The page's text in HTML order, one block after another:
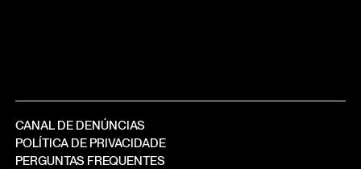
CANAL DE DENÚNCIAS
POLÍTICA DE PRIVACIDADE
PERGUNTAS FREQUENTES